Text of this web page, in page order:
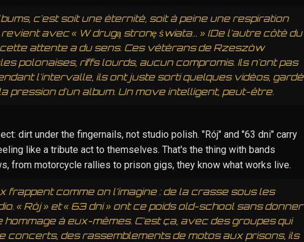
c'est soit une éternité, soit à peine une respiration
avec « W drugą stronę świata… » (De l'autre côté du
attente a du sens. Ces vétérans de Rzeszów
polonaises, riffs lourds, aucun compromis. Ils n'ont pas
l'intervalle, ils ont juste sorti quelques vidéos, gardé
pression d'un album. Un move intelligent, peut-être.
dirt under the fingernails, not studio polish. "Rój" and "63 dni" carry
like a tribute act to themselves. That's the thing with bands
from motorcycle rallies to prison gigs, they know what works live.
comme on l'imagine : de la crasse sous les
« Rój » et « 63 dni » ont ce poids old-school sans donner
à eux-mêmes. C'est ça, avec des groupes qui
concerts, des rassemblements de motos aux prisons, ils